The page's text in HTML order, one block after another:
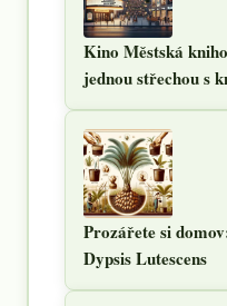
Kino Městská
jednou střechou s
Prozářete si
Dypsis Lutescens